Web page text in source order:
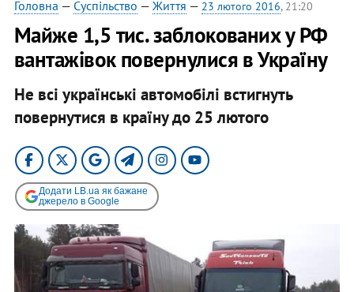
Головна — Суспільство — Життя — 23 лютого 2016, 21:20
Майже 1,5 тис. заблокованих у РФ
вантажівок повернулися в Україну
Не всі українські автомобілі встигнуть
повернутися в країну до 25 лютого
Додати LB.ua як бажане
джерело в Google